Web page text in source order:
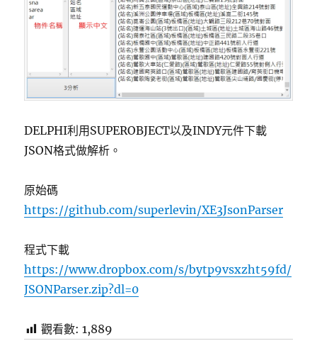
DELPHI利用SUPEROBJECT以及INDY元件下載
JSON格式做解析。
原始碼
https://github.com/superlevin/XE3JsonParser
程式下載
https://www.dropbox.com/s/bytp9vsxzht59fd/
JSONParser.zip?dl=0
觀看數: 1,889